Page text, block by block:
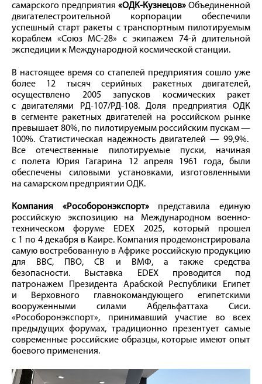
самарского предприятия «ОДК-Кузнецов» Объединенной
двигателестроительной корпорации обеспечили
успешный старт ракеты с транспортным пилотируемым
кораблем «Союз МС-28» с экипажем 74-й длительной
экспедиции к Международной космической станции.
В настоящее время со стапелей предприятия сошло уже
более 12 тысяч серийных ракетных двигателей,
осуществлено 2005 запусков космических ракет
с двигателями РД-107/РД-108. Доля предприятия ОДК
в сегменте ракетных двигателей на российском рынке
превышает 80%, по пилотируемым российским пускам —
100%. Статистическая надежность двигателей — 99,9%.
Все отечественные пилотируемые пуски, начиная
с полета Юрия Гагарина 12 апреля 1961 года, были
обеспечены силовыми установками, изготовленными
на самарском предприятии ОДК.
Компания «Рособоронэкспорт»представила единую
российскую экспозицию на Международном военно-
техническом форуме EDEX 2025, который прошел
с 1 по 4 декабря в Каире. Компания продемонстрировала
самую востребованную в Африке российскую продукцию
для ВВС, ПВО, СВ и ВМФ, а также средства
безопасности. Выставка EDEX проводится под
патронажем Президента Арабской Республики Египет
и Верховного главнокомандующего египетскими
вооруженными силами Абдельфаттаха Сиси.
«Рособоронэкспорт», принимавший участие во всех
предыдущих форумах, традиционно презентует самые
современные российские образцы, которые имеют опыт
боевого применения.